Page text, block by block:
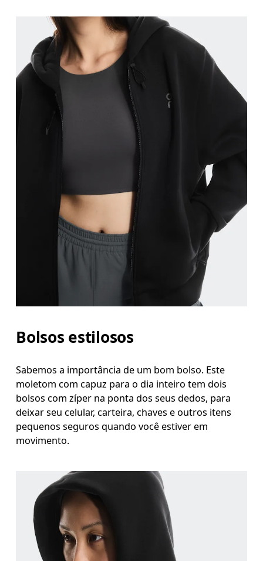
Bolsos estilosos
Sabemos a importância de um bom bolso. Este
moletom com capuz para o dia inteiro tem dois
bolsos com zíper na ponta dos seus dedos, para
deixar seu celular, carteira, chaves e outros itens
pequenos seguros quando você estiver em
movimento.